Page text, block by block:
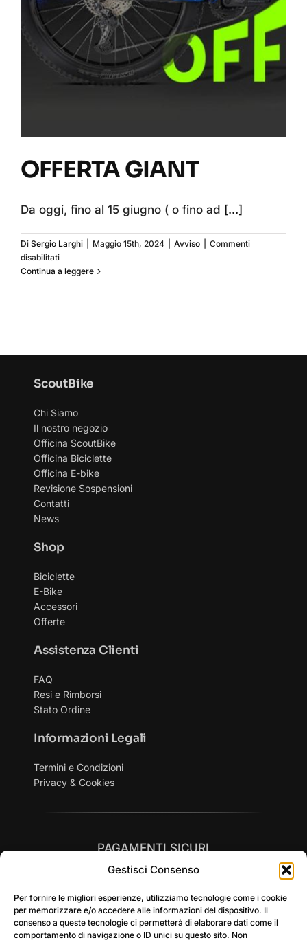
Gestisci Consenso
Per fornire le migliori esperienze, utilizziamo tecnologie come i cookie
per memorizzare e/o accedere alle informazioni del dispositivo. Il
consenso a queste tecnologie ci permetterà di elaborare dati come il
comportamento di navigazione o ID unici su questo sito. Non
OFFERTA GIANT
Da oggi, fino al 15 giugno ( o fino ad [...]
Di Sergio Larghi Maggio 15th, 2024 Avviso
Commenti
disabilitatisu
OFFERTA
GIANT
Continua a leggere
ScoutBike
Chi Siamo
Il nostro negozio
Officina ScoutBike
Officina Biciclette
Officina E-bike
Revisione Sospensioni
Contatti
News
Shop
Biciclette
E-Bike
Accessori
Offerte
Assistenza Clienti
FAQ
Resi e Rimborsi
Stato Ordine
Informazioni Legali
Termini e Condizioni
Privacy & Cookies
PAGAMENTI SICURI